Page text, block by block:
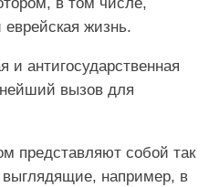
жизнь.
и антигосударственная
вызов для
представляют собой так
например, в